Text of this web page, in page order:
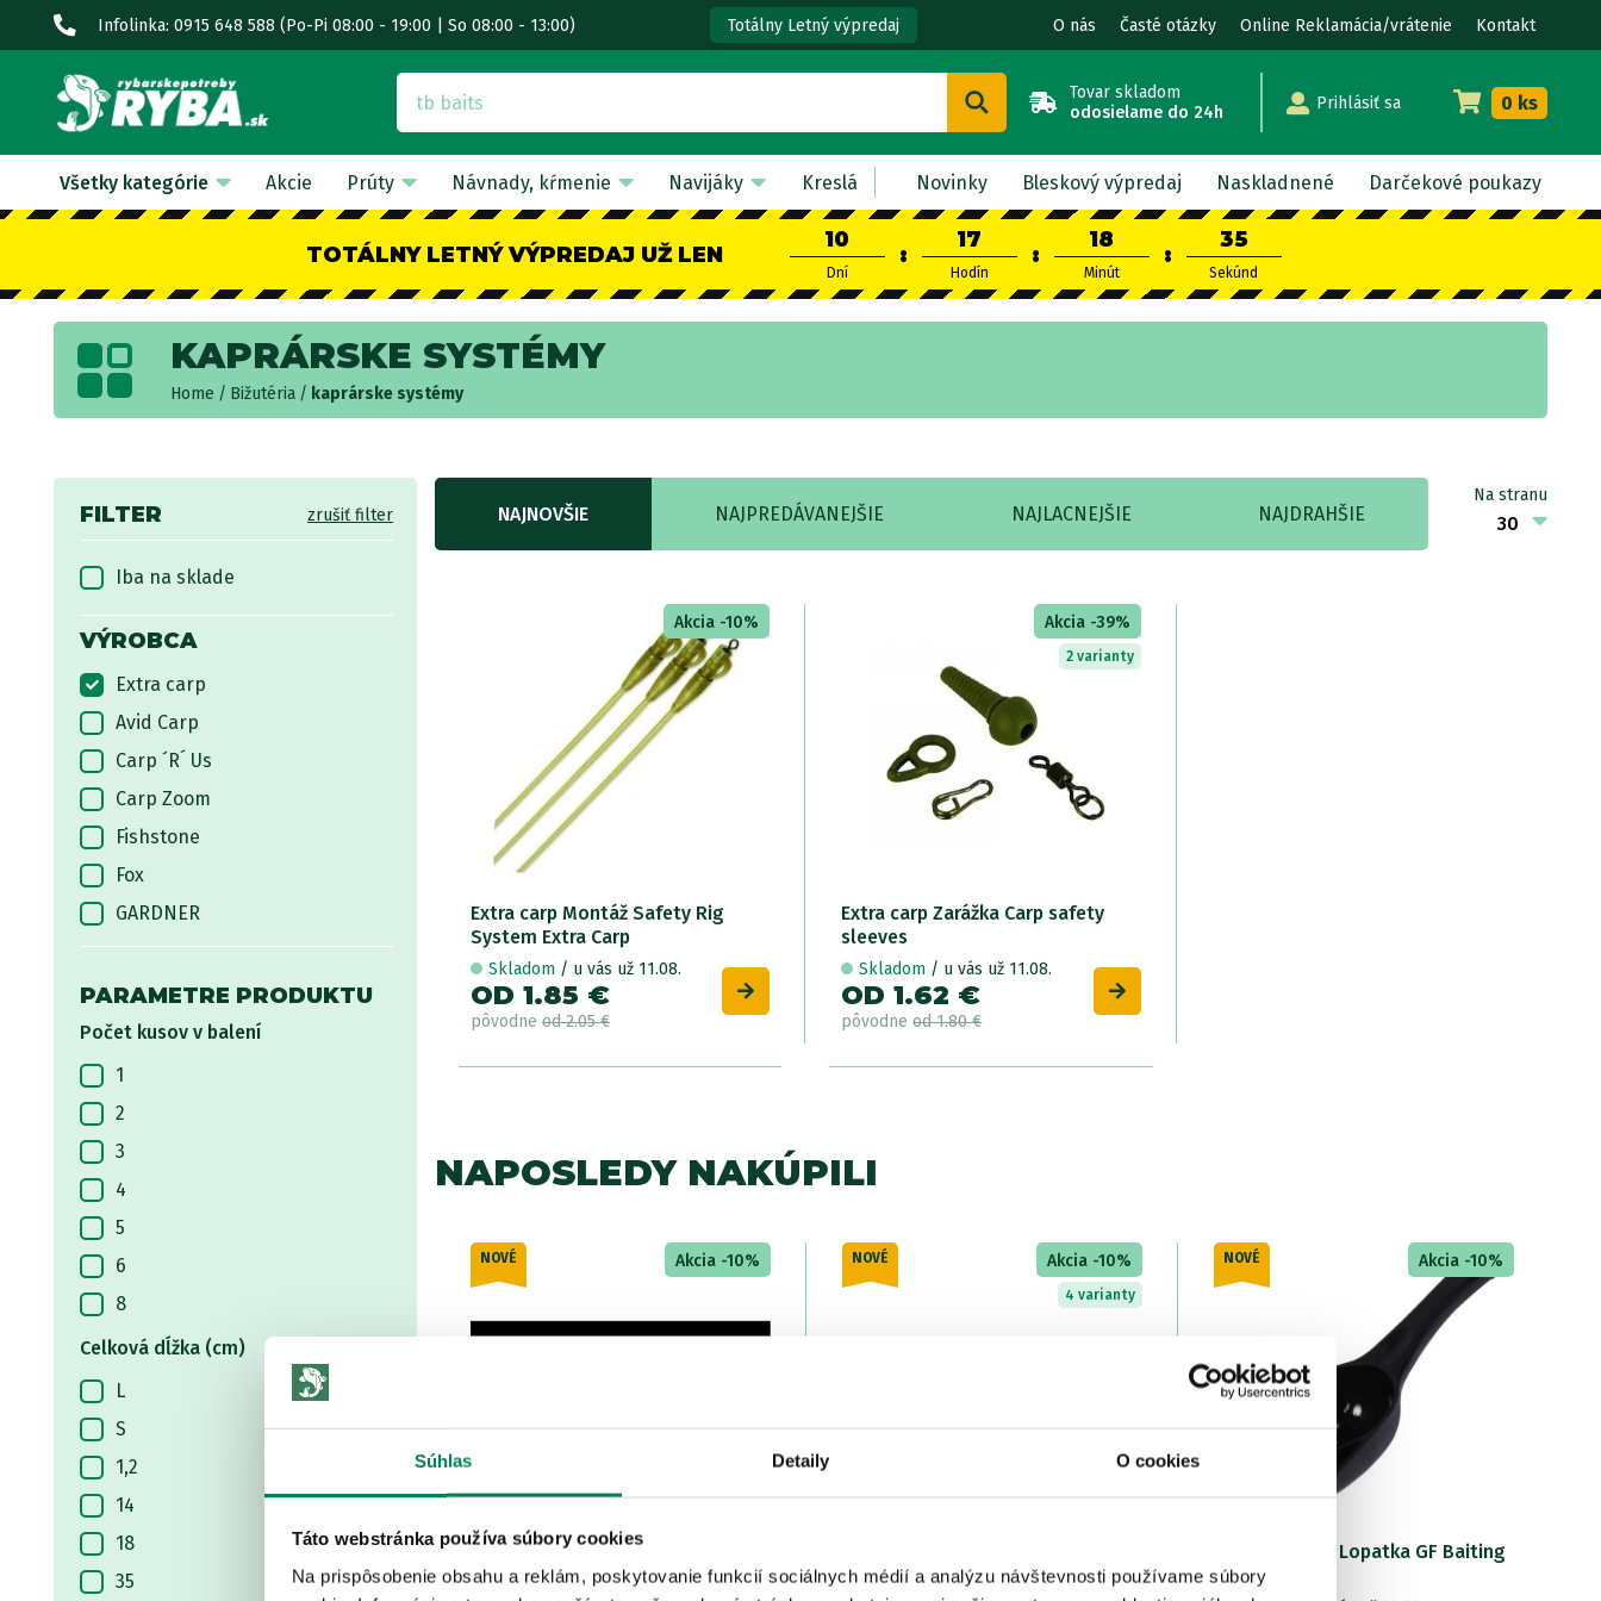
Súhlas Detaily O cookies
Táto webstránka používa súbory cookies
Na prispôsobenie obsahu a reklám, poskytovanie funkcií sociálnych médií a analýzu návštevnosti používame súbory
Infolinka: 0915 648 588 (Po-Pi 08:00 - 19:00 | So 08:00 - 13:00) Totálny Letný výpredaj O nás Časté otázky Online Reklamácia/vrátenie Kontakt
Tovar skladom
odosielame do 24h
Prihlásiť sa 0 ks
Všetky kategórie Akcie Prúty Návnady, kŕmenie Navijáky Kreslá Novinky Bleskový výpredaj Naskladnené Darčekové poukazy
TOTÁLNY LETNÝ VÝPREDAJ UŽ LEN
10
Dní
:
17
Hodín
:
18
Minút
:
34
Sekúnd
KAPRÁRSKE SYSTÉMY
Home Bižutéria kaprárske systémy
FILTER zrušiť filter
Iba na sklade
VÝROBCA
Extra carp
Avid Carp
Carp ´R´ Us
Carp Zoom
Fishstone
Fox
GARDNER
Giants fishing
Korda
Mivardi
NASH
Prologic
Spro
Starbaits
Strategy
Wychwood
Zfish
PARAMETRE PRODUKTU
Počet kusov v balení
1
2
3
4
5
6
8
9
10
15
20
25
50
60
Celková dĺžka (cm)
L
S
1,2
14
18
35
NAJNOVŠIE NAJPREDÁVANEJŠIE NAJLACNEJŠIE NAJDRAHŠIE
Na stranu
Akcia -10%
Extra carp Montáž Safety Rig
System Extra Carp
Skladom / u vás už 11.08.
OD 1.85 €
pôvodne od 2.05 €
Akcia -39%
2 varianty
Extra carp Zarážka Carp safety
sleeves
Skladom / u vás už 11.08.
OD 1.62 €
pôvodneod 1.80 €
NAPOSLEDY NAKÚPILI
LETNÝ
VÝPREDAJ
Giants fishing Odvíjač vlasca Line
Stripper
NOVÉ Akcia -10%
RYBA Nálepka Flash Partner
Skladom/ u vás už 11.08.
NOVÉ Akcia -10%
4 varianty
Subfloat
NOVÉ Akcia -10%
Giants fishing Lopatka GF Baiting
Spoon